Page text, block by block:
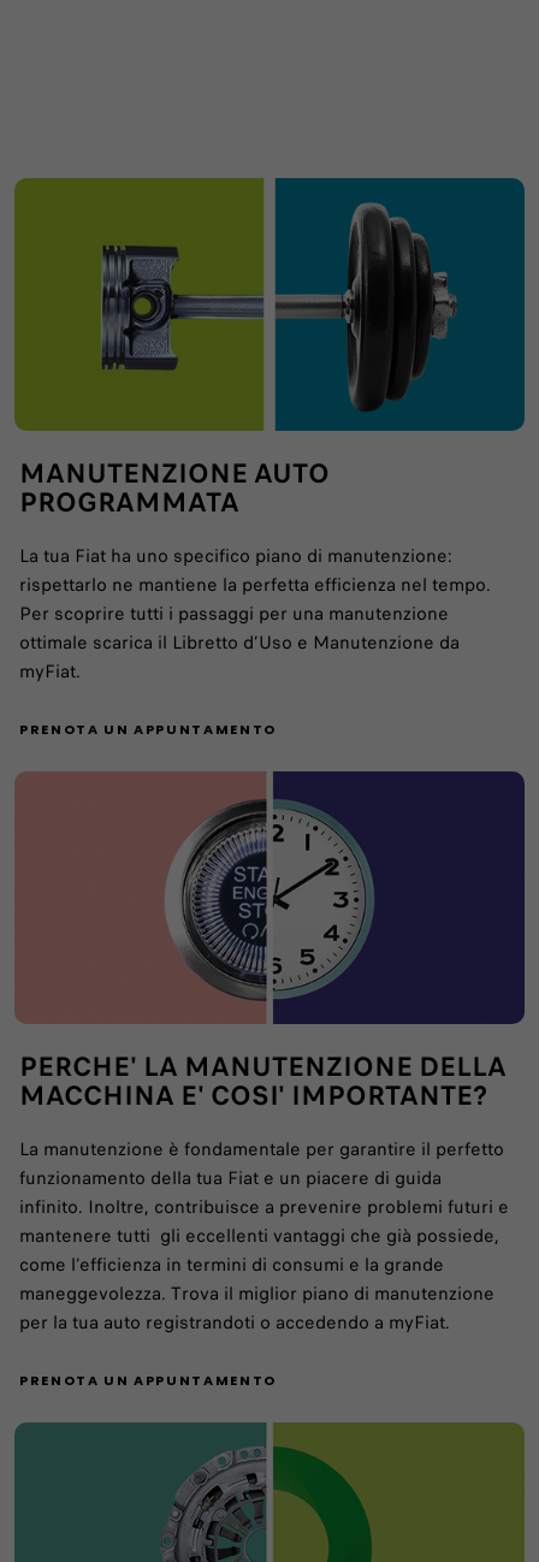
MANUTENZIONE E ASSISTENZA
FIAT
Ci prendiamo cura della tua Fiat come nessun
altro
SCOPRI DI PIÙ
MANUTENZIONE AUTO
PROGRAMMATA
La tua Fiat ha uno specifico piano di manutenzione:
rispettarlo ne mantiene la perfetta efficienza nel tempo.
Per scoprire tutti i passaggi per una manutenzione
ottimale scarica il Libretto d’Uso e Manutenzione da
myFiat.
PRENOTA UN APPUNTAMENTO
PERCHE' LA MANUTENZIONE DELLA
MACCHINA E' COSI' IMPORTANTE?
La manutenzione è fondamentale per garantire il perfetto
funzionamento della tua Fiat e un piacere di guida
infinito. Inoltre, contribuisce a prevenire problemi futuri e
mantenere tutti gli eccellenti vantaggi che già possiede,
come l’efficienza in termini di consumi e la grande
maneggevolezza. Trova il miglior piano di manutenzione
per la tua auto registrandoti o accedendo a myFiat.
PRENOTA UN APPUNTAMENTO